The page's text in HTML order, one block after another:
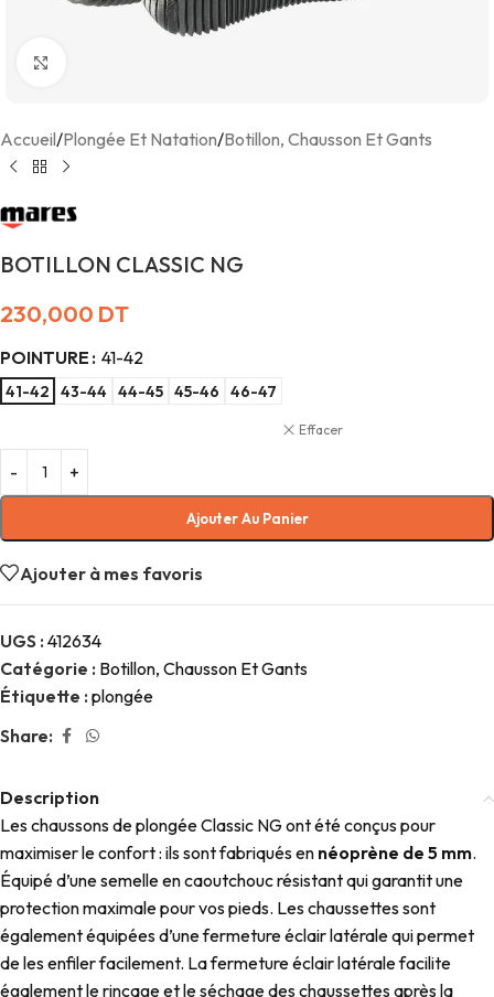
Accueil/Plongée Et Natation/Botillon, Chausson Et Gants
BOTILLON CLASSIC NG
230,000 DT
POINTURE 41-42
41-42 43-44 44-45 45-46 46-47
Effacer
Ajouter Au Panier
Ajouter à mes favoris
UGS : 412634
Catégorie : Botillon, Chausson Et Gants
Étiquette : plongée
Share:
Description
Les chaussons de plongée Classic NG ont été conçus pour
maximiser le confort : ils sont fabriqués en néoprène de 5 mm.
Équipé d’une semelle en caoutchouc résistant qui garantit une
protection maximale pour vos pieds. Les chaussettes sont
également équipées d’une fermeture éclair latérale qui permet
de les enfiler facilement. La fermeture éclair latérale facilite
également le rinçage et le séchage des chaussettes après la